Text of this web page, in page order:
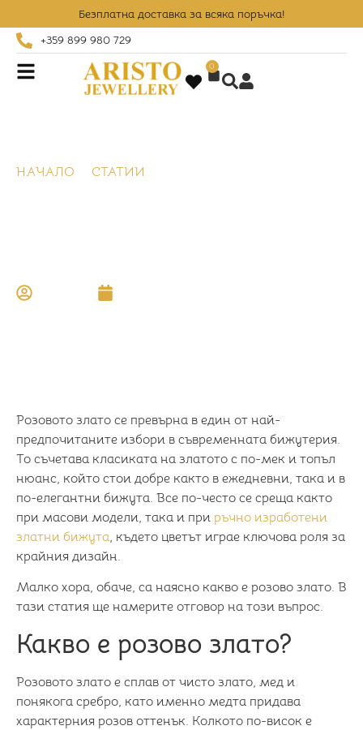
Безплатна доставка за всяка поръчка!
+359 899 980 729
0
НАЧАЛО СТАТИИ
Розовото злато се превърна в един от най-
предпочитаните избори в съвременната бижутерия.
То съчетава класиката на златото с по-мек и топъл
нюанс, който стои добре както в ежедневни, така и в
по-елегантни бижута. Все по-често се среща както
при масови модели, така и при ръчно изработени
златни бижута, където цветът играе ключова роля за
крайния дизайн.
Малко хора, обаче, са наясно какво е розово злато. В
тази статия ще намерите отговор на този въпрос.
Какво е розово злато?
Розовото злато е сплав от чисто злато, мед и
понякога сребро, като именно медта придава
характерния розов оттенък. Колкото по-висок е